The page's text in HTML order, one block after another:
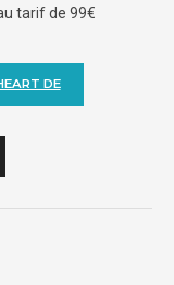
tarif de 99€
DE